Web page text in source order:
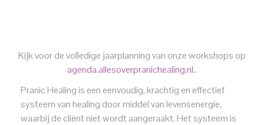
Kijk voor de volledige jaarplanning van onze workshops op
agenda.allesoverpranichealing.nl..
Pranic Healing is een eenvoudig, krachtig en effectief
systeem van healing door middel van levensenergie,
waarbij de cliënt niet wordt aangeraakt. Het systeem is